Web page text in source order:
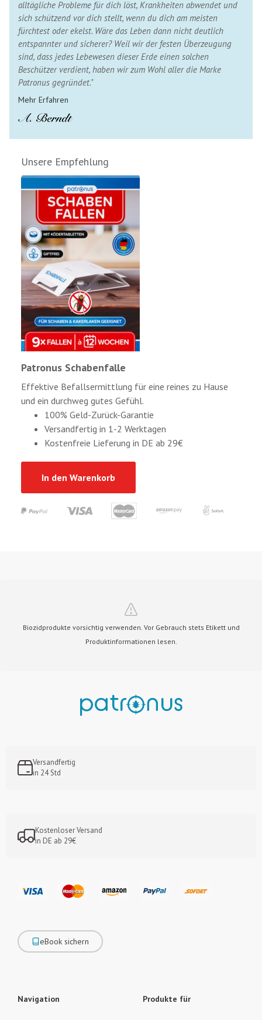
alltägliche Probleme für dich löst, Krankheiten abwendet und
sich schützend vor dich stellt, wenn du dich am meisten
fürchtest oder ekelst. Wäre das Leben dann nicht deutlich
entspannter und sicherer? Weil wir der festen Überzeugung
sind, dass jedes Lebewesen dieser Erde einen solchen
Beschützer verdient, haben wir zum Wohl aller die Marke
Patronus gegründet."
Mehr Erfahren
Unsere Empfehlung
Patronus Schabenfalle
Effektive Befallsermittlung für eine reines zu Hause
und ein durchweg gutes Gefühl.
100% Geld-Zurück-Garantie
Versandfertig in 1-2 Werktagen
Kostenfreie Lieferung in DE ab 29€
In den Warenkorb
Versandfertig
in 24 Std
Kostenloser Versand
in DE ab 29€
eBook sichern
Navigation Produkte für
Biozidprodukte vorsichtig verwenden. Vor Gebrauch stets Etikett und
Produktinformationen lesen.